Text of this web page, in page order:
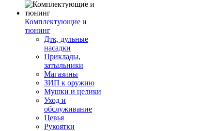
Комплектующие и
тюнинг
Дтк, дульные
насадки
Приклады,
затыльники
Магазины
ЗИП к оружию
Мушки и целики
Уход и
обслуживание
Цевья
Рукоятки